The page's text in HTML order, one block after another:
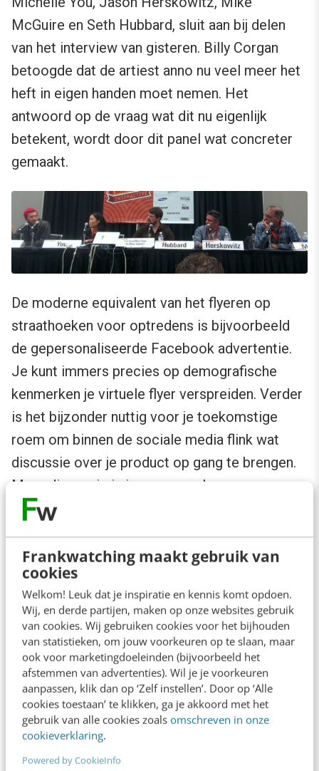
Frankwatching maakt gebruik van
cookies
Welkom! Leuk dat je inspiratie en kennis komt opdoen.
Wij, en derde partijen, maken op onze websites gebruik
van cookies. Wij gebruiken cookies voor het bijhouden
van statistieken, om jouw voorkeuren op te slaan, maar
ook voor marketingdoeleinden (bijvoorbeeld het
afstemmen van advertenties). Wil je je voorkeuren
aanpassen, klik dan op ‘Zelf instellen’. Door op ‘Alle
cookies toestaan’ te klikken, ga je akkoord met het
gebruik van alle cookies zoals omschreven in onze
cookieverklaring.
Powered by CookieInfo
McGuire en Seth Hubbard, sluit aan bij delen
van het interview van gisteren. Billy Corgan
betoogde dat de artiest anno nu veel meer het
heft in eigen handen moet nemen. Het
antwoord op de vraag wat dit nu eigenlijk
betekent, wordt door dit panel wat concreter
gemaakt.
De moderne equivalent van het flyeren op
straathoeken voor optredens is bijvoorbeeld
de gepersonaliseerde Facebook advertentie.
Je kunt immers precies op demografische
kenmerken je virtuele flyer verspreiden. Verder
is het bijzonder nuttig voor je toekomstige
roem om binnen de sociale media flink wat
discussie over je product op gang te brengen.
Meer discussie is immers een hogere
PageRank dankzij de zoekalgoritmes. Ook stelt
met zijn publiek, bijvoorbeeld door fans te
woord te staan die vragen stellen, bijzonder
goed helpt bij het vergroten van je bereik en
loyaliteit.
Nadelen voor de artiest 2.0 zijn er natuurlijk
ook, zoals ook Billy Corgan aanstipte gisteren.
Je hoeft maar één uitglijder te maken op
sociale media en die wordt uitvergroot. Een
misplaatste tweet kan zich in no time